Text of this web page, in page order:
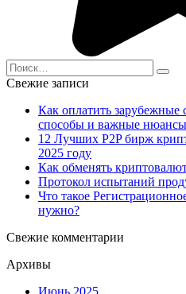
Search
for:
Свежие записи
Как оплатить зарубежные
способы и важные нюансы
12 Лучших P2P бирж
2025 году
Как обменять
Протокол испытаний
Что такое
нужно?
Свежие комментарии
Архивы
Июнь 2025